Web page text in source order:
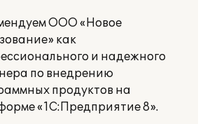
ООО «Новое
как
и надежного
по внедрению
продуктов на
«1С:Предприятие 8».